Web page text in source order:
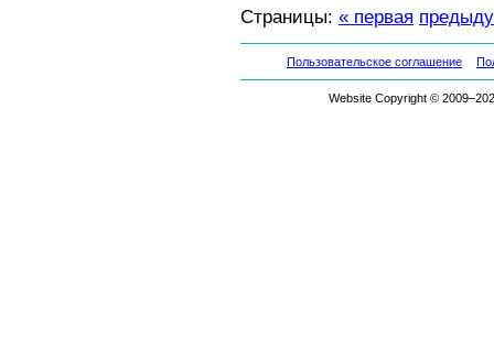
Страницы: « первая
Пользовательское соглашение
Website Copyright ©